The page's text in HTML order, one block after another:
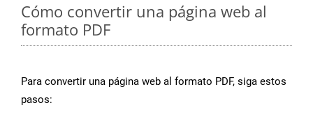
Cómo convertir una página web al
formato PDF
Para convertir una página web al formato PDF, siga estos
pasos: